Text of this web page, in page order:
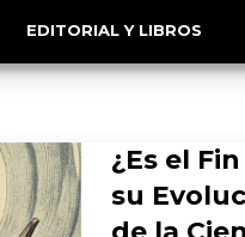
EDITORIAL Y LIBROS
¿Es el
su